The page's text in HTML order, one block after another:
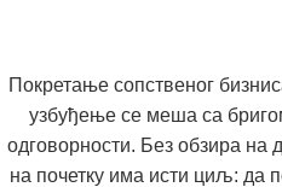
Покретање сопственог
узбуђење се меша са
одговорности. Без обзира на
на почетку има исти циљ: да